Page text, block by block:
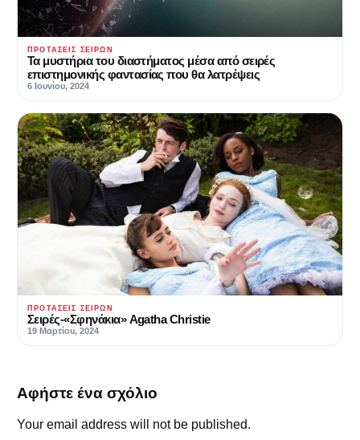
ΠΡΟΤΆΣΕΙΣ ΣΕΙΡΏΝ
Τα μυστήρια του διαστήματος μέσα από σειρές
επιστημονικής φαντασίας που θα λατρέψεις
6 Ιουνίου, 2024
ΠΡΟΤΆΣΕΙΣ ΣΕΙΡΏΝ
Σειρές-«Σφηνάκια» Agatha Christie
19 Μαρτίου, 2024
Αφήστε ένα σχόλιο
Your email address will not be published.